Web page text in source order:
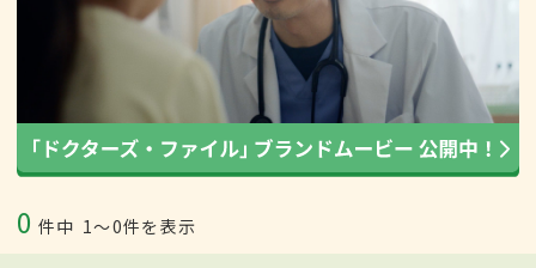
0 件中 1〜0件を表示